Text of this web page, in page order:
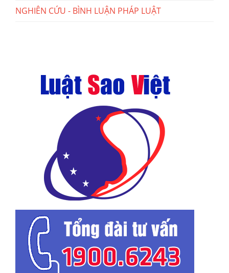
NGHIÊN CỨU - BÌNH LUẬN PHÁP LUẬT